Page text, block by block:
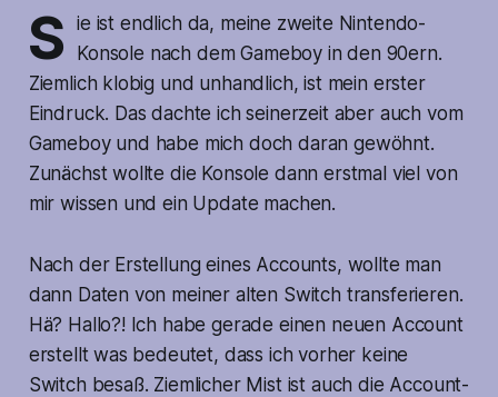
S
ie ist endlich da, meine zweite Nintendo-
Konsole nach dem Gameboy in den 90ern.
Ziemlich klobig und unhandlich, ist mein erster
Eindruck. Das dachte ich seinerzeit aber auch vom
Gameboy und habe mich doch daran gewöhnt.
Zunächst wollte die Konsole dann erstmal viel von
mir wissen und ein Update machen.
Nach der Erstellung eines Accounts, wollte man
dann Daten von meiner alten Switch transferieren.
Hä? Hallo?! Ich habe gerade einen neuen Account
erstellt was bedeutet, dass ich vorher keine
Switch besaß. Ziemlicher Mist ist auch die Account-